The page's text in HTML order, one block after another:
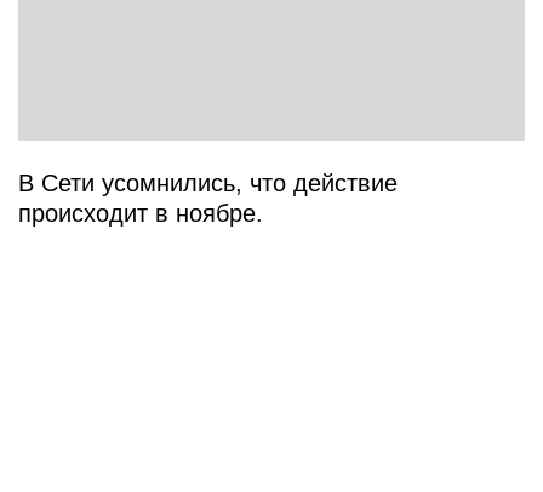
В Сети усомнились, что действие
происходит в ноябре.